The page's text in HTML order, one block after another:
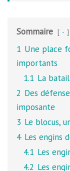
Sommaire -
1 Une place
importants
1.1 La
2 Des
imposante
3 Le blocus,
4 Les engins
4.1 Les
4.2 Les